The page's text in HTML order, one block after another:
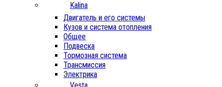
Kalina
Двигатель и его системы
Кузов и система отопления
Общее
Подвеска
Тормозная система
Трансмиссия
Электрика